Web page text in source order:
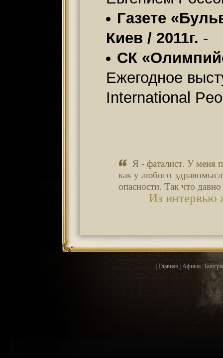
Газете
Киев / 2011г. -
СК
Ежегодное
International
Я - фаталист. У меня
как у любого
опасности. Так что
Из интервью
Главная Афиша